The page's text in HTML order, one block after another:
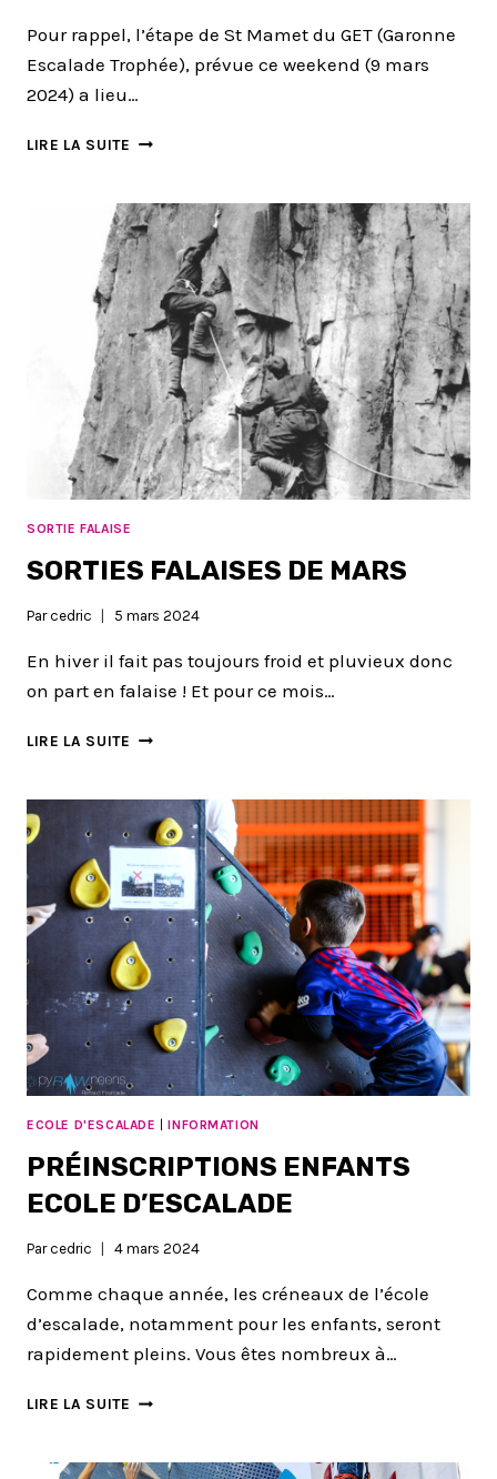
Pour rappel, l’étape de St Mamet du GET (Garonne
Escalade Trophée), prévue ce weekend (9 mars
2024) a lieu…
LIRE LA SUITE GET
:
LIEU
ET
ORDRES
DE
PASSAGE
SORTIE FALAISE
SORTIES FALAISES DE MARS
Par cedric 5 mars 2024
En hiver il fait pas toujours froid et pluvieux donc
on part en falaise ! Et pour ce mois…
LIRE LA SUITE SORTIES
ECOLE D'ESCALADE |INFORMATION
PRÉINSCRIPTIONS ENFANTS
ECOLE D’ESCALADE
Par cedric 4 mars 2024
Comme chaque année, les créneaux de l’école
d’escalade, notamment pour les enfants, seront
rapidement pleins. Vous êtes nombreux à…
LIRE LA SUITE PRÉINSCRIPTIONS
D’ESCALADE